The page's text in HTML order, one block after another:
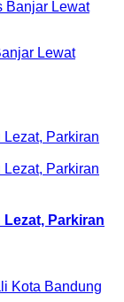
Lewat
Parkiran